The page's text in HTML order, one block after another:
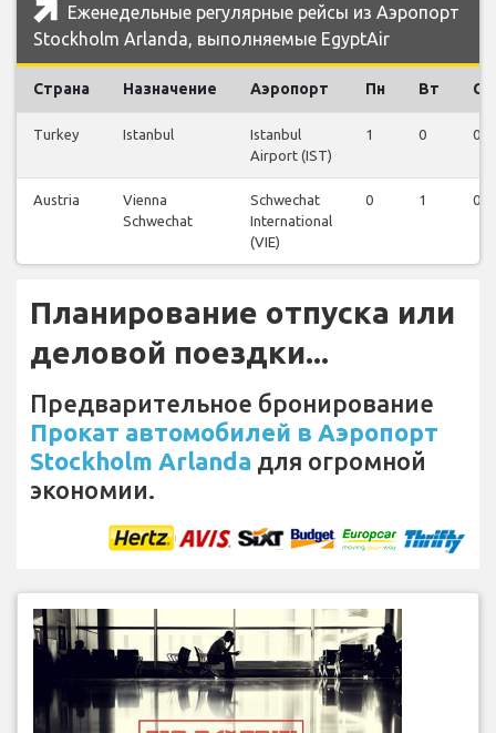
Еженедельные регулярные рейсы из Аэропорт
Stockholm Arlanda, выполняемые EgyptAir
Страна Назначение Аэропорт Пн Вт Ср
Turkey Istanbul
Istanbul
Airport (IST)
1 0 0
Austria
Vienna
Schwechat
Schwechat
International
(VIE)
0 1 0
Планирование отпуска или
деловой поездки...
Предварительное бронирование
Прокат автомобилей в Аэропорт
Stockholm Arlanda для огромной
экономии.